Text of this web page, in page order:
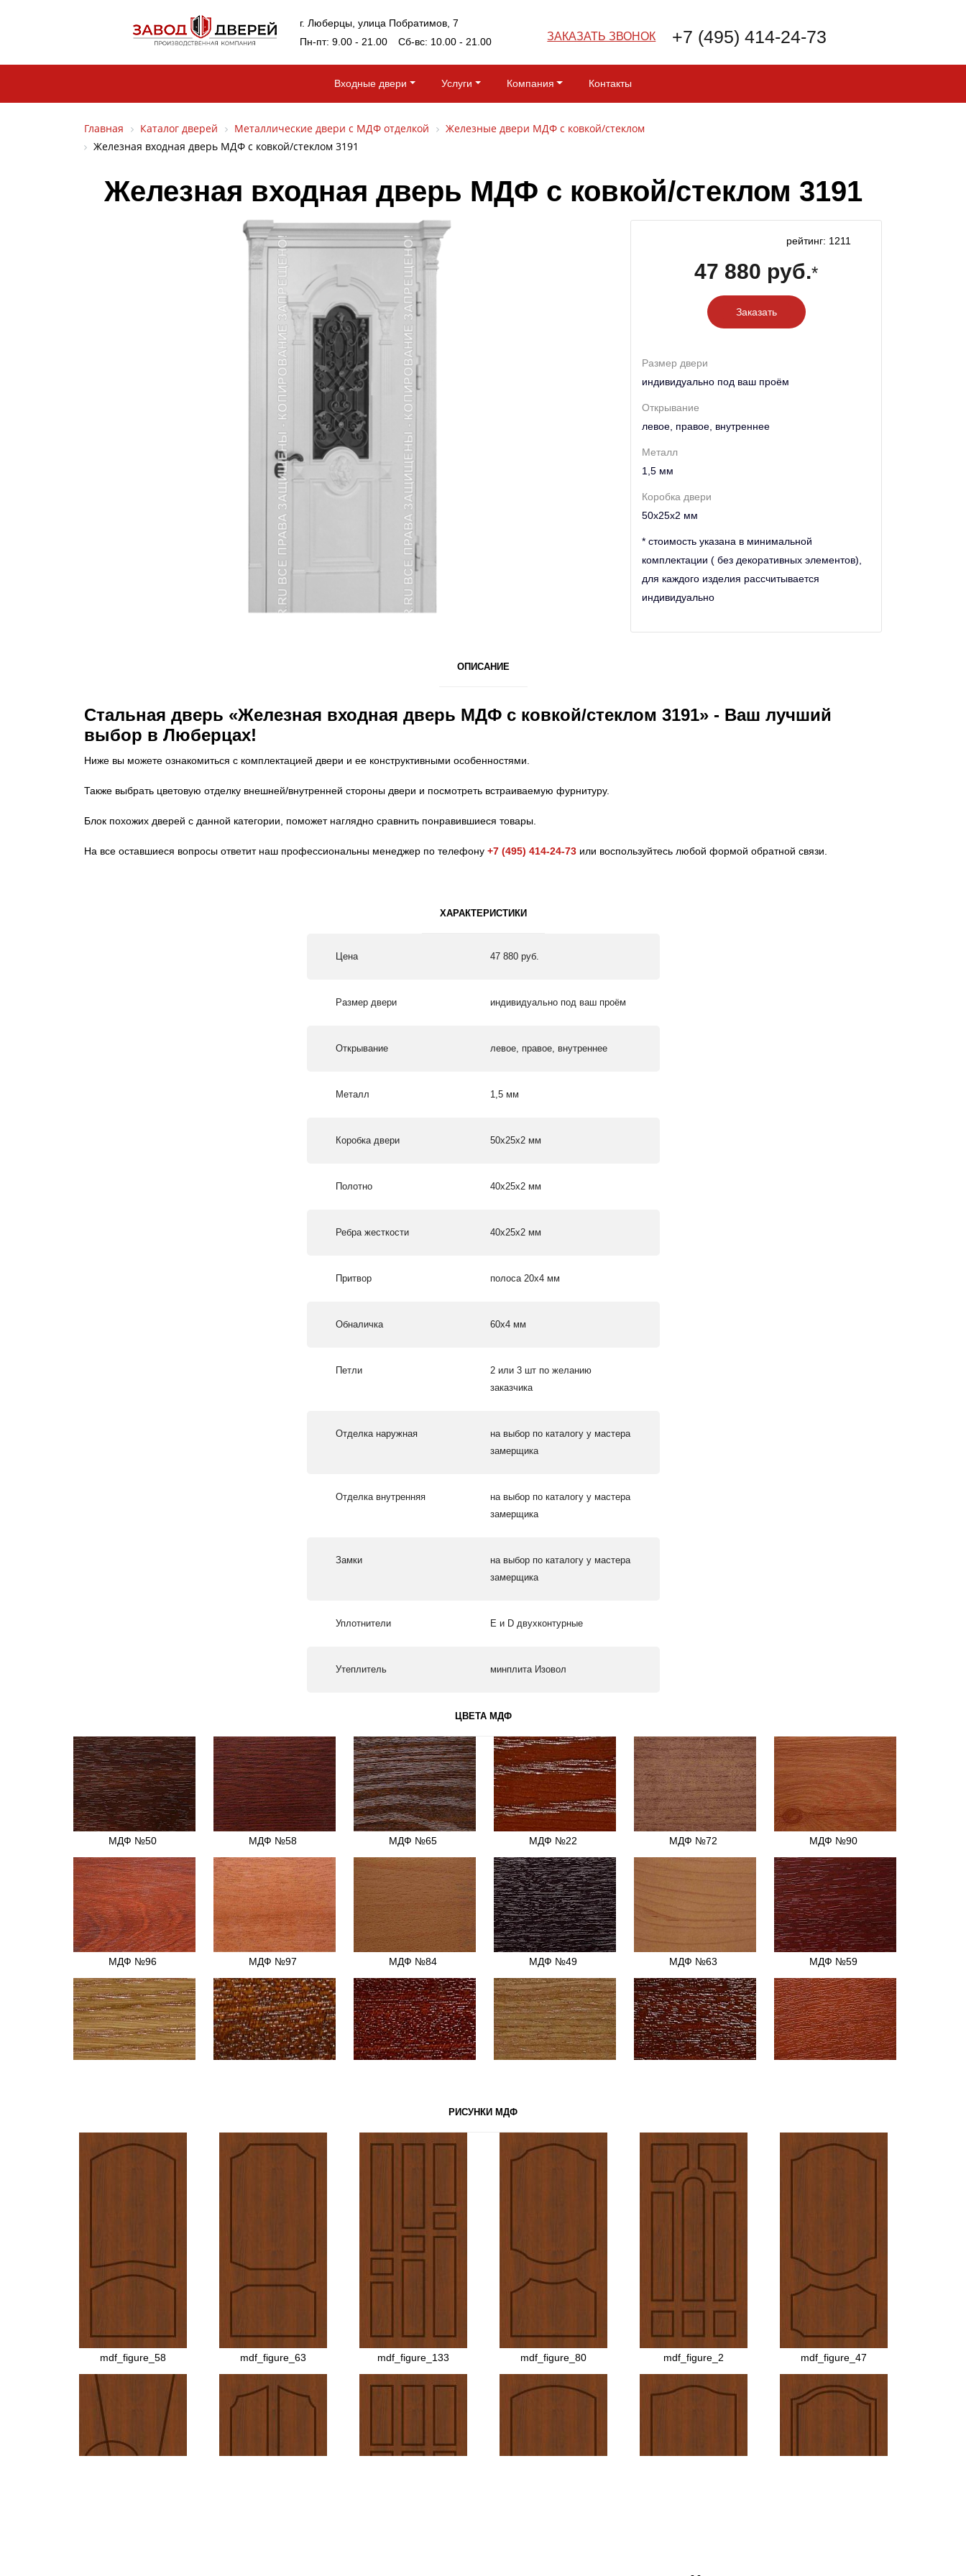
г. Люберцы, улица Побратимов, 7
Пн-пт: 9.00 - 21.00 Сб-вс: 10.00 - 21.00
ЗАКАЗАТЬ ЗВОНОК +7 (495) 414-24-73
Входные двери Услуги Компания Контакты
Главная Каталог дверей Металлические двери с МДФ отделкой
Железные двери МДФ с ковкой/стеклом
Железная входная дверь МДФ с ковкой/стеклом 3191
Железная входная дверь МДФ с ковкой/стеклом 3191
рейтинг: 1211
47 880 руб.*
Заказать
Размер двери
индивидуально под ваш проём
Открывание
левое, правое, внутреннее
Металл
1,5 мм
Коробка двери
50х25х2 мм
* стоимость указана в минимальной
комплектации ( без декоративных элементов),
для каждого изделия рассчитывается
индивидуально
ОПИСАНИЕ
Стальная дверь «Железная входная дверь МДФ с ковкой/стеклом 3191» - Ваш лучший
выбор в Люберцах!
Ниже вы можете ознакомиться с комплектацией двери и ее конструктивными особенностями.
Также выбрать цветовую отделку внешней/внутренней стороны двери и посмотреть встраиваемую фурнитуру.
Блок похожих дверей с данной категории, поможет наглядно сравнить понравившиеся товары.
На все оставшиеся вопросы ответит наш профессиональны менеджер по телефону +7 (495) 414-24-73 или воспользуйтесь любой формой обратной связи.
ХАРАКТЕРИСТИКИ
Цена 47 880 руб.
Размер двери индивидуально под ваш проём
Открывание левое, правое, внутреннее
Металл 1,5 мм
Коробка двери 50х25х2 мм
Полотно 40х25х2 мм
Ребра жесткости 40х25х2 мм
Притвор полоса 20х4 мм
Обналичка 60х4 мм
Петли
2 или 3 шт по желанию
заказчика
Отделка наружная
на выбор по каталогу у мастера
замерщика
Отделка внутренняя
на выбор по каталогу у мастера
замерщика
Замки
на выбор по каталогу у мастера
замерщика
Уплотнители Е и D двухконтурные
Утеплитель минплита Изовол
ЦВЕТА МДФ
МДФ №50 МДФ №58 МДФ №65 МДФ №22 МДФ №72 МДФ №90
МДФ №96 МДФ №97 МДФ №84 МДФ №49 МДФ №63 МДФ №59
МДФ №86
МДФ №6 МДФ №5
РИСУНКИ МДФ
mdf_figure_58 mdf_figure_63 mdf_figure_133 mdf_figure_80 mdf_figure_2 mdf_figure_47